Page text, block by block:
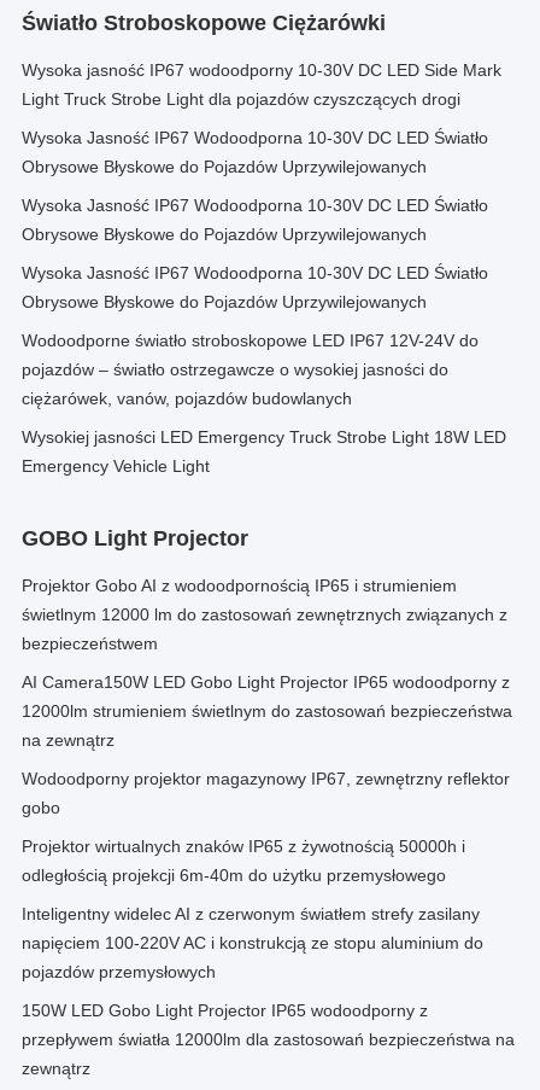
Światło Stroboskopowe Ciężarówki
Wysoka jasność IP67 wodoodporny 10-30V DC LED Side Mark
Light Truck Strobe Light dla pojazdów czyszczących drogi
Wysoka Jasność IP67 Wodoodporna 10-30V DC LED Światło
Obrysowe Błyskowe do Pojazdów Uprzywilejowanych
Wysoka Jasność IP67 Wodoodporna 10-30V DC LED Światło
Obrysowe Błyskowe do Pojazdów Uprzywilejowanych
Wysoka Jasność IP67 Wodoodporna 10-30V DC LED Światło
Obrysowe Błyskowe do Pojazdów Uprzywilejowanych
Wodoodporne światło stroboskopowe LED IP67 12V-24V do
pojazdów – światło ostrzegawcze o wysokiej jasności do
ciężarówek, vanów, pojazdów budowlanych
Wysokiej jasności LED Emergency Truck Strobe Light 18W LED
Emergency Vehicle Light
GOBO Light Projector
Projektor Gobo AI z wodoodpornością IP65 i strumieniem
świetlnym 12000 lm do zastosowań zewnętrznych związanych z
bezpieczeństwem
AI Camera150W LED Gobo Light Projector IP65 wodoodporny z
12000lm strumieniem świetlnym do zastosowań bezpieczeństwa
na zewnątrz
Wodoodporny projektor magazynowy IP67, zewnętrzny reflektor
gobo
Projektor wirtualnych znaków IP65 z żywotnością 50000h i
odległością projekcji 6m-40m do użytku przemysłowego
Inteligentny widelec AI z czerwonym światłem strefy zasilany
napięciem 100-220V AC i konstrukcją ze stopu aluminium do
pojazdów przemysłowych
150W LED Gobo Light Projector IP65 wodoodporny z
przepływem światła 12000lm dla zastosowań bezpieczeństwa na
zewnątrz